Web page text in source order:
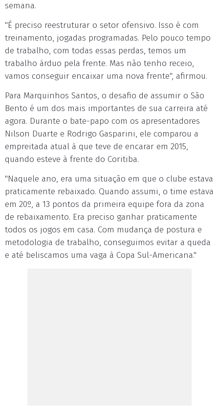
semana.
"É preciso reestruturar o setor ofensivo. Isso é com
treinamento, jogadas programadas. Pelo pouco tempo
de trabalho, com todas essas perdas, temos um
trabalho árduo pela frente. Mas não tenho receio,
vamos conseguir encaixar uma nova frente", afirmou.
Para Marquinhos Santos, o desafio de assumir o São
Bento é um dos mais importantes de sua carreira até
agora. Durante o bate-papo com os apresentadores
Nilson Duarte e Rodrigo Gasparini, ele comparou a
empreitada atual à que teve de encarar em 2015,
quando esteve à frente do Coritiba.
"Naquele ano, era uma situação em que o clube estava
praticamente rebaixado. Quando assumi, o time estava
em 20º, a 13 pontos da primeira equipe fora da zona
de rebaixamento. Era preciso ganhar praticamente
todos os jogos em casa. Com mudança de postura e
metodologia de trabalho, conseguimos evitar a queda
e até beliscamos uma vaga à Copa Sul-Americana."